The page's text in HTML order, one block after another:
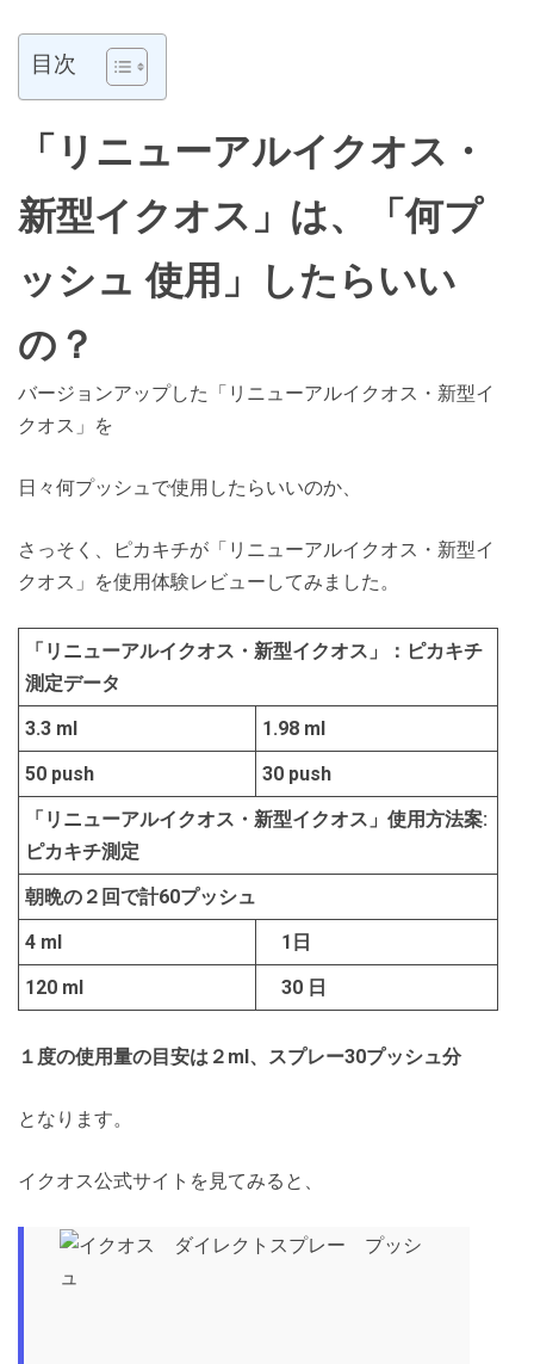
目次
「リニューアルイクオス・
新型イクオス」は、「何プ
ッシュ 使用」したらいい
の？
バージョンアップした「リニューアルイクオス・新型イ
クオス」を
日々何プッシュで使用したらいいのか、
さっそく、ピカキチが「リニューアルイクオス・新型イ
クオス」を使用体験レビューしてみました。
「リニューアルイクオス・新型イクオス」：ピカキチ
測定データ
3.3 ml
1.98 ml
50 push
30 push
「リニューアルイクオス・新型イクオス」使用方法案:
ピカキチ測定
朝晩の２回で計60プッシュ
4 ml
1日
120 ml
30 日
１度の使用量の目安は２ml、スプレー30プッシュ分
となります。
イクオス公式サイトを見てみると、